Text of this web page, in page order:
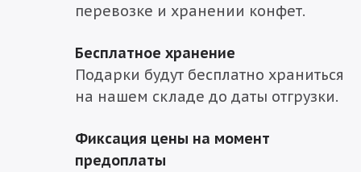
перевозке и хранении конфет.
Бесплатное хранение
Подарки будут бесплатно храниться
на нашем складе до даты отгрузки.
Фиксация цены на момент
предоплаты